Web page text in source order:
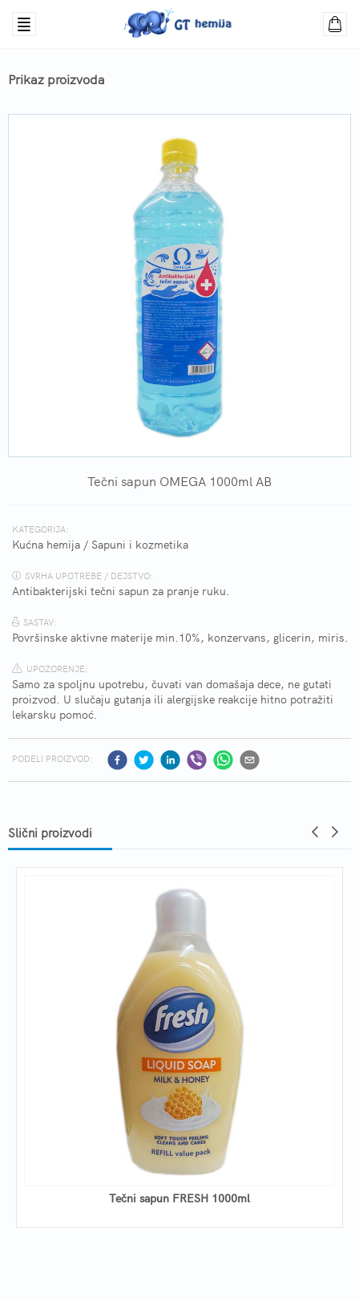
Prikaz proizvoda
Tečni sapun OMEGA 1000ml AB
KATEGORIJA:
Kućna hemija / Sapuni i kozmetika
SVRHA UPOTREBE / DEJSTVO:
Antibakterijski tečni sapun za pranje ruku.
SASTAV:
Površinske aktivne materije min.10%, konzervans, glicerin, miris.
UPOZORENJE:
Samo za spoljnu upotrebu, čuvati van domašaja dece, ne gutati
proizvod. U slučaju gutanja ili alergijske reakcije hitno potražiti
lekarsku pomoć.
PODELI PROIZVOD:
Slični proizvodi
Tečni sapun FRESH 1000ml